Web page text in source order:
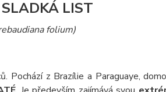
LIST
folium)
Pochází z Brazílie a Paraguaye,